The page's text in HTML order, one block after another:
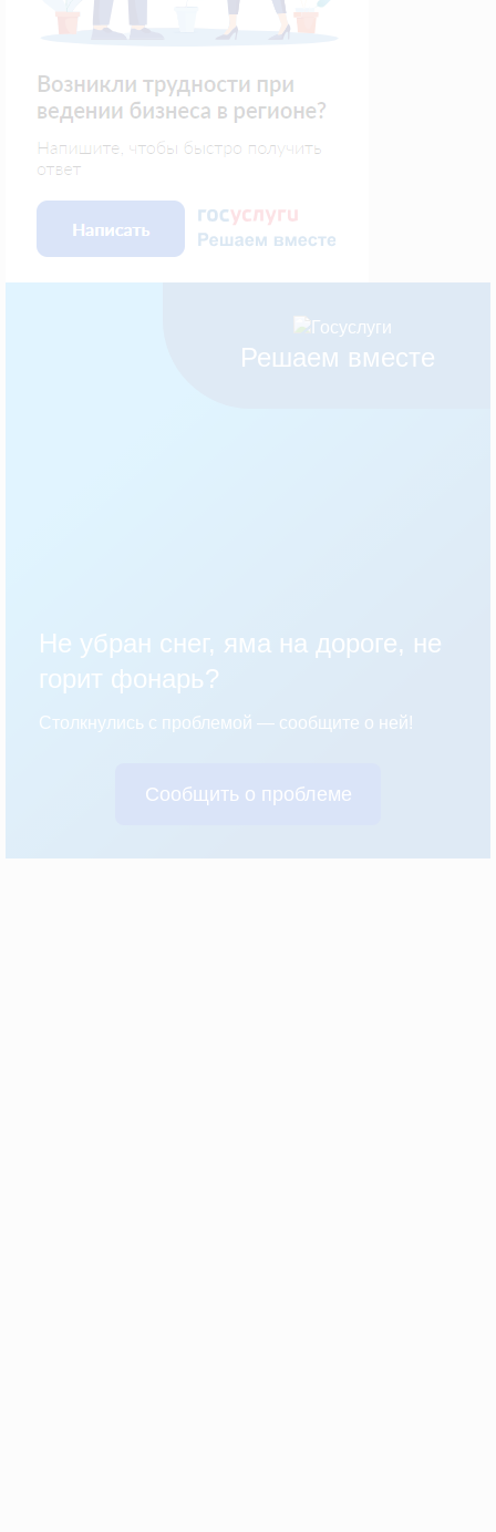
Решаем вместе
Не убран снег, яма на дороге, не
горит фонарь?
Столкнулись с проблемой — сообщите о ней!
Сообщить о проблеме